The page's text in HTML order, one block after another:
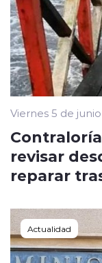
Viernes 5 de
revisar
reparar
Actualidad